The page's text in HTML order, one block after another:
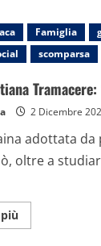
mamma
Tatiana
Tramacere:
casa”
Famiglia
scomparsa
Tramacere:
2 Dicembre
adottata da
oltre a
informazioni